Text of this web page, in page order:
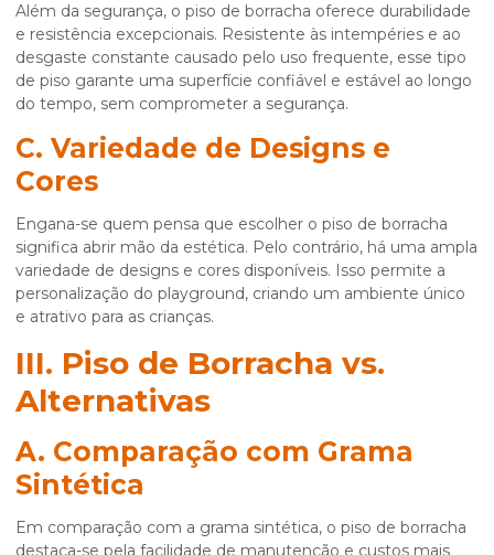
Além da segurança, o piso de borracha oferece durabilidade
e resistência excepcionais. Resistente às intempéries e ao
desgaste constante causado pelo uso frequente, esse tipo
de piso garante uma superfície confiável e estável ao longo
do tempo, sem comprometer a segurança.
C. Variedade de Designs e
Cores
Engana-se quem pensa que escolher o piso de borracha
significa abrir mão da estética. Pelo contrário, há uma ampla
variedade de designs e cores disponíveis. Isso permite a
personalização do playground, criando um ambiente único
e atrativo para as crianças.
III. Piso de Borracha vs.
Alternativas
A. Comparação com Grama
Sintética
Em comparação com a grama sintética, o piso de borracha
destaca-se pela facilidade de manutenção e custos mais